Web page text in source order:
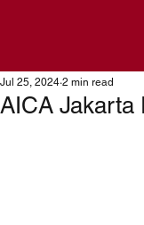
AICA Jakarta
Jul 25, 2024 2 min read